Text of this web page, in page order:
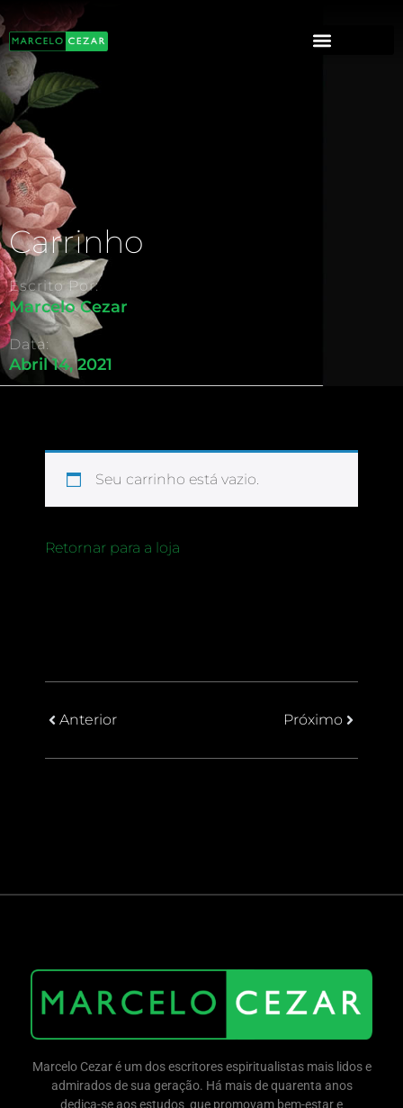
Carrinho
Escrito Por:
Marcelo Cezar
Data:
Abril 14, 2021
Seu carrinho está vazio.
Retornar para a loja
Anterior Próximo
Marcelo Cezar é um dos escritores espiritualistas mais lidos e
admirados de sua geração. Há mais de quarenta anos
dedica-se aos estudos que promovam bem-estar e